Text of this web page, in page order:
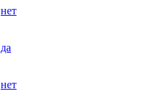
нет
да
нет